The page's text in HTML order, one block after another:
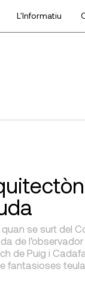
L'Informatiu
se surt del
de
de Puig i
fantasioses